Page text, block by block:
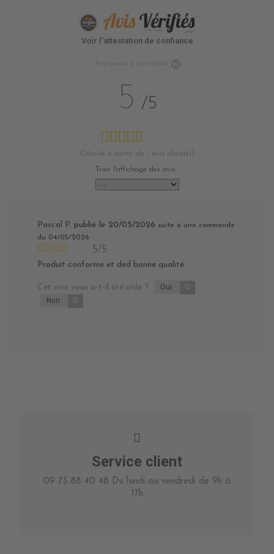
Voir l'attestation de confiance
Avis soumis à un contrôle
5 /5
Calculé à partir de avis client(s)
Trier l'affichage des avis :
Pascal P. publié le 20/05/2026 suite à une commande
du 04/05/2026
5/5
Produit conforme et ded bonne qualité.
Cet avis vous a-t-il été utile ? Oui 0
Non 0
Service client
09 73 88 40 48 Du lundi au vendredi de 9h à
17h